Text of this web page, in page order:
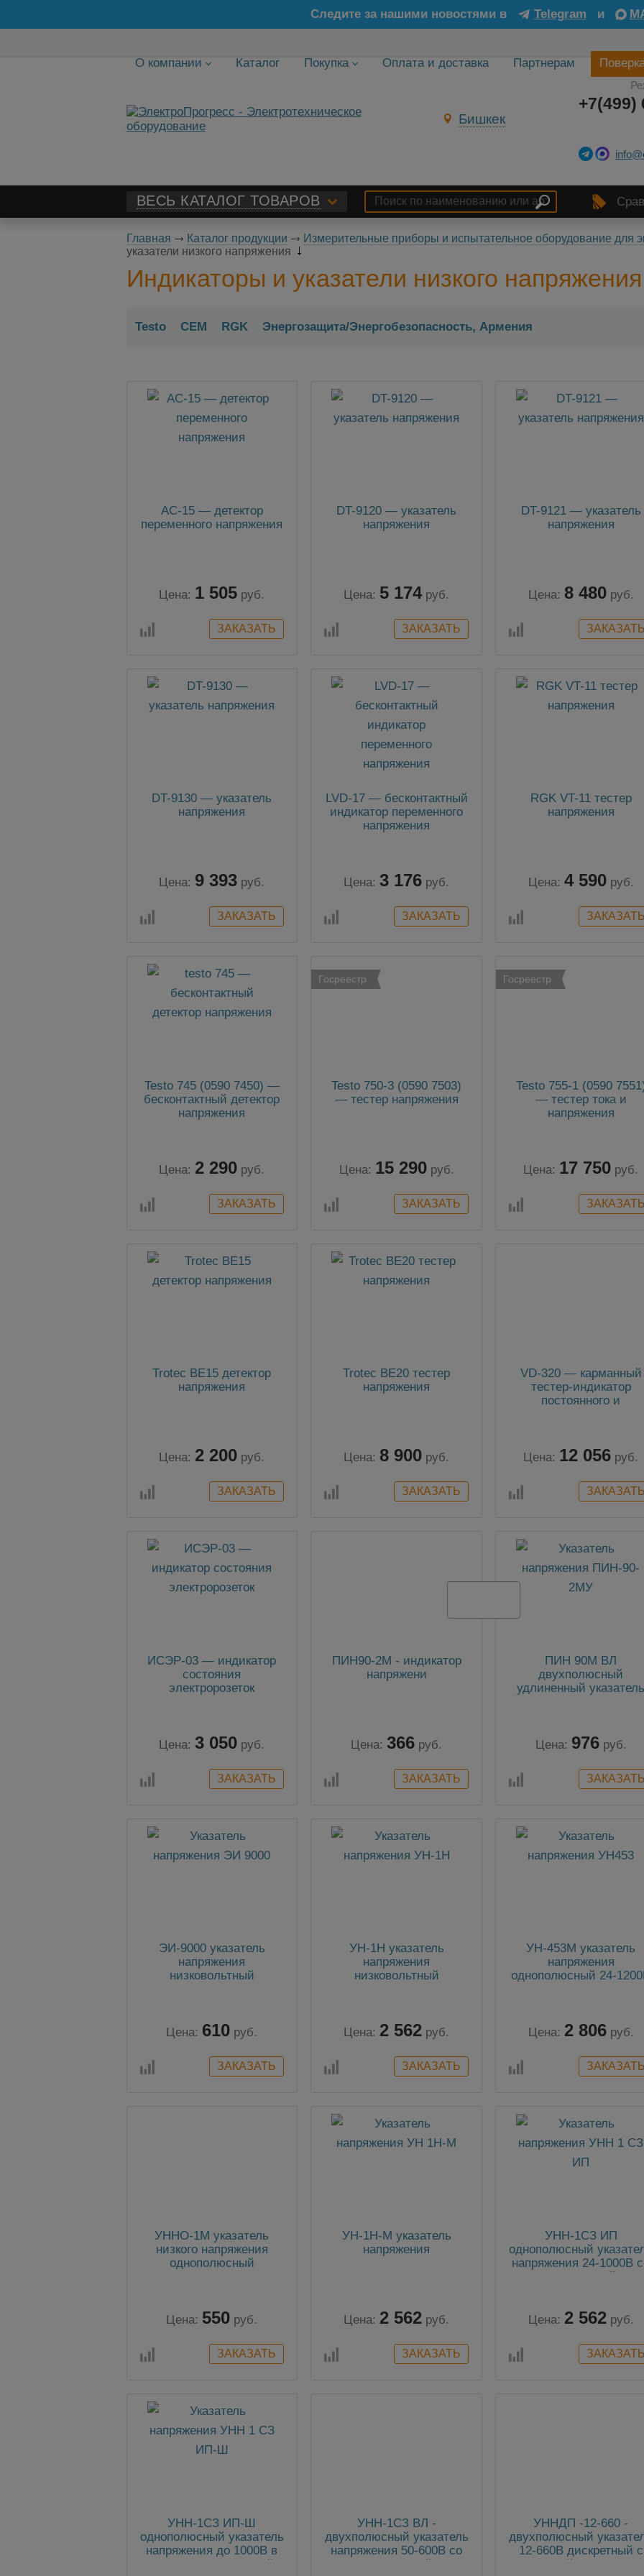
Следите за нашими новостями в Telegram и
О компании
Каталог Покупка Оплата и доставка Партнерам
Бишкек
+7(499)
ВЕСЬ КАТАЛОГ ТОВАРОВ
Главная Каталог продукции Измерительные приборы и испытательное оборудование для
указатели низкого напряжения
Индикаторы и указатели низкого напряжения
Testo CEM RGK Энергозащита/Энергобезопасность, Армения
AC-15 — детектор
переменного напряжения
Цена: 1 505 руб.
DT-9120 — указатель
напряжения
Цена: 5 174 руб.
DT-9121 — указатель
напряжения
Цена: 8 480 руб.
DT-9130 — указатель
напряжения
Цена: 9 393 руб.
LVD-17 — бесконтактный
индикатор переменного
напряжения
Цена: 3 176 руб.
RGK VT-11 тестер
напряжения
Цена: 4 590 руб.
Testo 745 (0590 7450) —
бесконтактный детектор
напряжения
Цена: 2 290 руб.
Госреестр
Testo 750-3 (0590 7503)
— тестер напряжения
Цена: 15 290 руб.
Госреестр
Testo 755-1 (0590
— тестер тока и
напряжения
Цена: 17 750 руб.
Trotec BE15 детектор
напряжения
Цена: 2 200 руб.
Trotec BE20 тестер
напряжения
Цена: 8 900 руб.
VD-320 — карманный
тестер-индикатор
постоянного и
Цена: 12 056 руб.
ИСЭР-03 — индикатор
состояния
электророзеток
Цена: 3 050 руб.
ПИН90-2М - индикатор
напряжени
Цена: 366 руб.
ПИН 90М ВЛ
двухполюсный
удлиненный указатель
Цена: 976 руб.
ЭИ-9000 указатель
напряжения
низковольтный
Цена: 610 руб.
УН-1Н указатель
напряжения
низковольтный
Цена: 2 562 руб.
УН-453М указатель
напряжения
однополюсный 24-
Цена: 2 806 руб.
УННО-1М указатель
низкого напряжения
однополюсный
Цена: 550 руб.
УН-1Н-М указатель
напряжения
Цена: 2 562 руб.
УНН-1СЗ ИП
однополюсный
напряжения 24-1000В
светозвуковой и
Цена: 2 562 руб.
УНН-1СЗ ИП-Ш
однополюсный указатель
напряжения до 1000В в
комплекте со штангой
УНН-1СЗ ВЛ -
двухполюсный указатель
напряжения 50-600В со
светозвуковой и
УННДП -12-660 -
двухполюсный
12-660В дискретный с
прозвонкой и фонариком